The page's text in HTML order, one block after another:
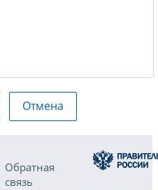
Отмена
Обратная
связь